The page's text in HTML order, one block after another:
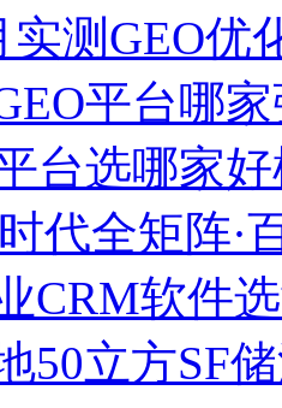
实测GEO优
平台哪
台选哪家
代全矩阵·
CRM软件
50立方SF